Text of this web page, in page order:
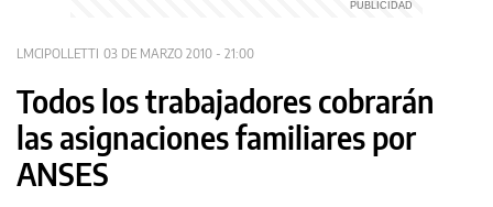
LMCIPOLLETTI 03 DE MARZO 2010 - 21:00
Todos los trabajadores cobrarán
las asignaciones familiares por
ANSES